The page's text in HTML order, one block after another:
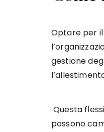
Optare per il
gestione
Questa
possono